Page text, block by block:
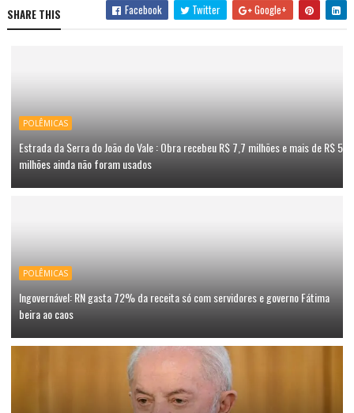
SHARE THIS Facebook Twitter Google+
POLÊMICAS
Estrada da Serra do João do Vale : Obra recebeu R$ 7,7 milhões e mais de R$ 5
milhões ainda não foram usados
POLÊMICAS
Ingovernável: RN gasta 72% da receita só com servidores e governo Fátima
beira ao caos